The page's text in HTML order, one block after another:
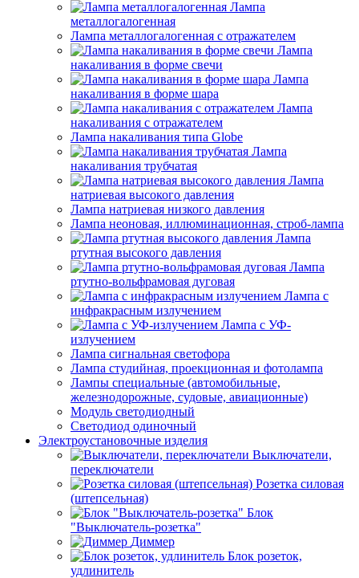
Лампа
металлогалогенная
Лампа металлогалогенная с отражателем
Лампа
накаливания в форме свечи
Лампа
накаливания в форме шара
Лампа
накаливания с отражателем
Лампа накаливания типа Globe
Лампа
накаливания трубчатая
Лампа
натриевая высокого давления
Лампа натриевая низкого давления
Лампа неоновая, иллюминационная, строб-лампа
Лампа
ртутная высокого давления
Лампа
ртутно-вольфрамовая дуговая
Лампа с
инфракрасным излучением
Лампа с УФ-
излучением
Лампа сигнальная светофора
Лампа студийная, проекционная и фотолампа
Лампы специальные (автомобильные,
железнодорожные, судовые, авиационные)
Модуль светодиодный
Светодиод одиночный
Электроустановочные изделия
Выключатели,
переключатели
Розетка силовая
(штепсельная)
Блок
"Выключатель-розетка"
Диммер
Блок розеток,
удлинитель